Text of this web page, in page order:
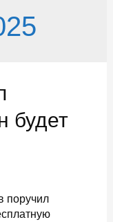
будет
поручил